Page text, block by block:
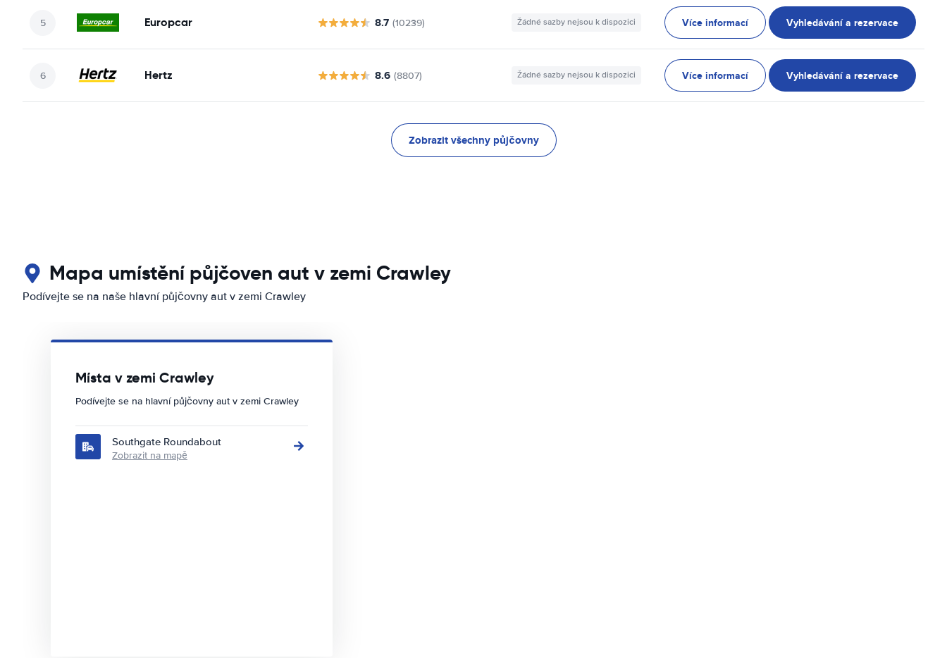
Europcar 8.7 (10239) Žádné sazby nejsou k dispozici Více informací Vyhledávání a rezervace
Hertz 8.6 (8807) Žádné sazby nejsou k dispozici Více informací Vyhledávání a rezervace
Zobrazit všechny půjčovny
Mapa umístění půjčoven aut v zemi Crawley
Podívejte se na naše hlavní půjčovny aut v zemi Crawley
Místa v zemi Crawley
Podívejte se na hlavní půjčovny aut v zemi Crawley
Southgate Roundabout
Zobrazit na mapě